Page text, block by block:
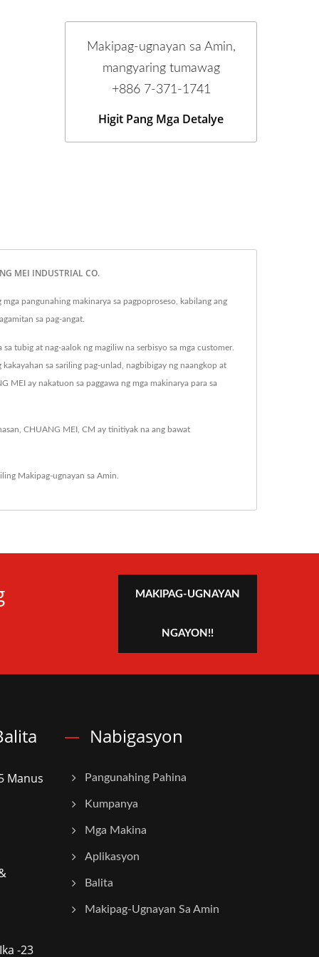
Makipag-ugnayan sa Amin,
mangyaring tumawag
+886 7-371-1741
Higit Pang Mga Detalye
MEI INDUSTRIAL CO.
pangunahing makinarya sa pagpoproseso, kabilang ang
sa pag-angat.
tubig at nag-aalok ng magiliw na serbisyo sa mga customer.
sa sariling pag-unlad, nagbibigay ng naangkop at
MEI ay nakatuon sa paggawa ng mga makinarya para sa
CHUANG MEI, CM ay tinitiyak na ang bawat
Makipag-ugnayan sa Amin
MAKIPAG-UGNAYAN
NGAYON!!
Manus
-23
Nabigasyon
Pangunahing Pahina
Kumpanya
Mga Makina
Aplikasyon
Balita
Makipag-Ugnayan Sa Amin